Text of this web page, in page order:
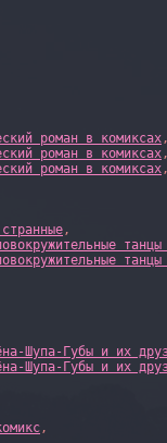
роман в комиксах
роман в комиксах
роман в комиксах
,
Шупа-Губы и их
Шупа-Губы и их
,